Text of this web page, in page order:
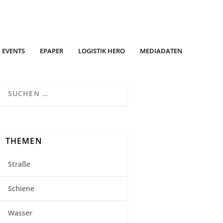
EVENTS EPAPER LOGISTIK HERO MEDIADATEN
THEMEN
Straße
Schiene
Wasser